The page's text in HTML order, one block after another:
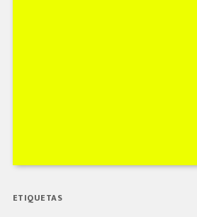
ETIQUETAS